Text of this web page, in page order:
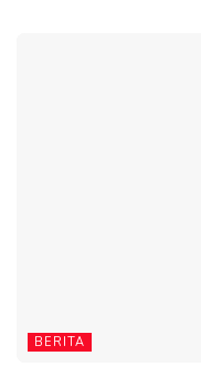
BERITA